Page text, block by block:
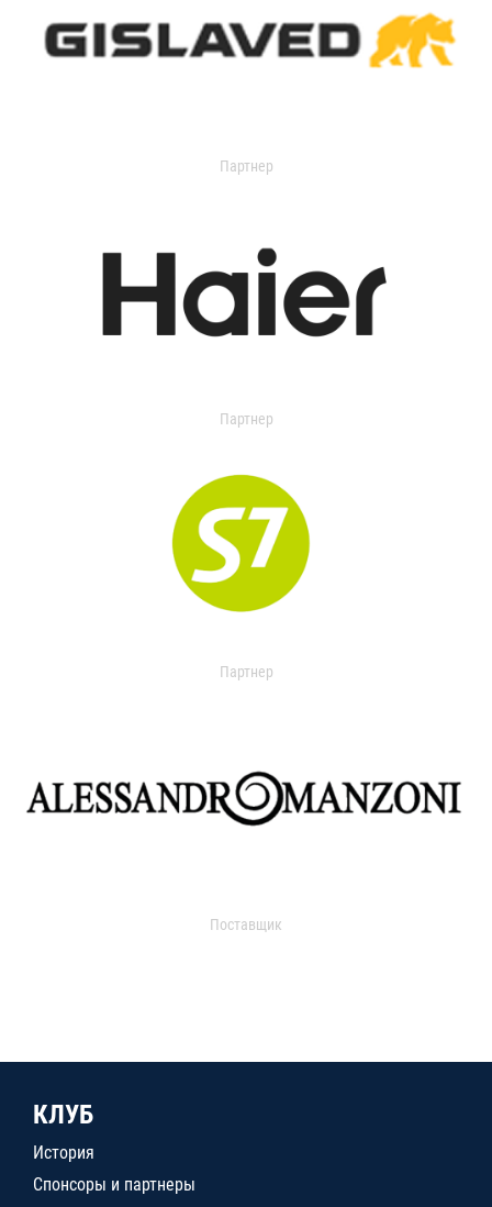
Партнер
Партнер
Партнер
Поставщик
КЛУБ
История
Спонсоры и партнеры